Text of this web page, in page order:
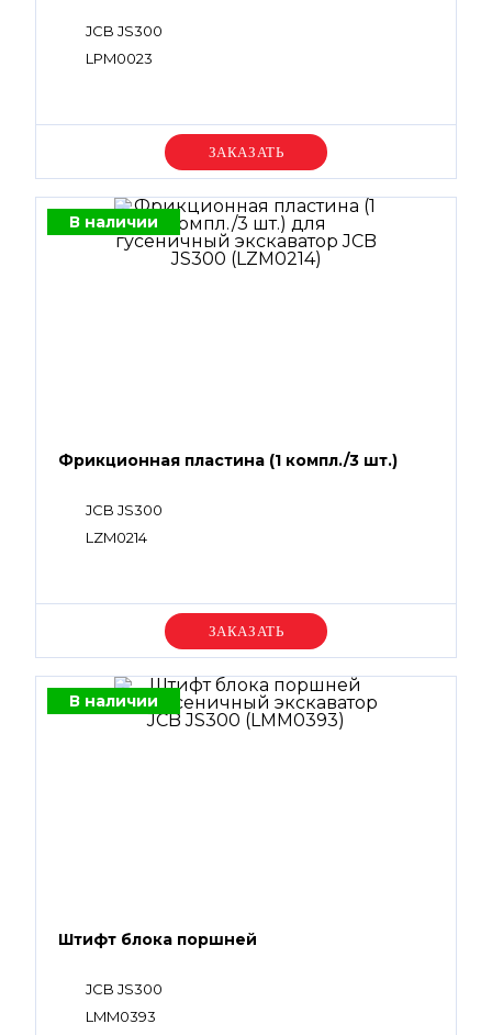
JCB JS300
LPM0023
Уточняйте цену
В наличии
Фрикционная пластина (1 компл./3 шт.)
JCB JS300
LZM0214
Уточняйте цену
В наличии
Штифт блока поршней
JCB JS300
LMM0393